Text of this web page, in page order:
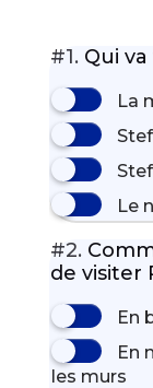
#1. Qui va
La
Le
#2.
de visiter
En
En
les murs